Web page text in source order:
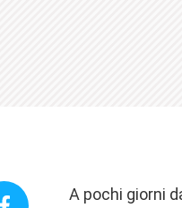
A pochi giorni